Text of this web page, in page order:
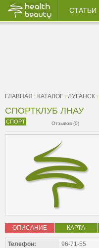
СТАТЬИ
ГЛАВНАЯ : КАТАЛОГ : ЛУГАНСК :
СПОРТКЛУБ ЛНАУ
СПОРТ Отзывов (0)
ОПИСАНИЕ КАРТА
Телефон: 96-71-55